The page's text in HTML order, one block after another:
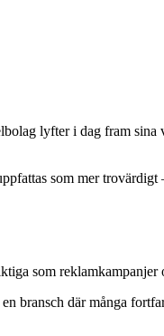
lyfter i dag fram
som mer
som reklamkampanjer
bransch där många